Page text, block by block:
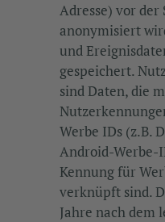
Adresse) vor der
anonymisiert
und
gespeichert.
sind Daten, die
Werbe IDs (z.B.
Android-Werbe-
Kennung für
verknüpft sind.
Jahre nach dem